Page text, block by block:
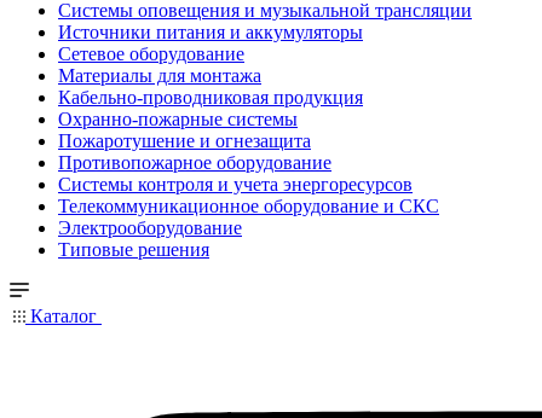
Системы оповещения и музыкальной трансляции
Источники питания и аккумуляторы
Сетевое оборудование
Материалы для монтажа
Кабельно-проводниковая продукция
Охранно-пожарные системы
Пожаротушение и огнезащита
Противопожарное оборудование
Системы контроля и учета энергоресурсов
Телекоммуникационное оборудование и СКС
Электрооборудование
Типовые решения
Каталог